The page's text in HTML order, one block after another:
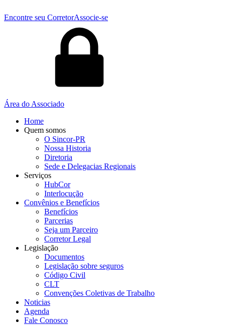
Encontre seu CorretorAssocie-se
Área do Associado
Home
Quem somos
O Sincor-PR
Nossa Historia
Diretoria
Sede e Delegacias Regionais
Serviços
HubCor
Interlocução
Convênios e Benefícios
Benefícios
Parcerias
Seja um Parceiro
Corretor Legal
Legislação
Documentos
Legislação sobre seguros
Código Civil
CLT
Convenções Coletivas de Trabalho
Noticias
Agenda
Fale Conosco